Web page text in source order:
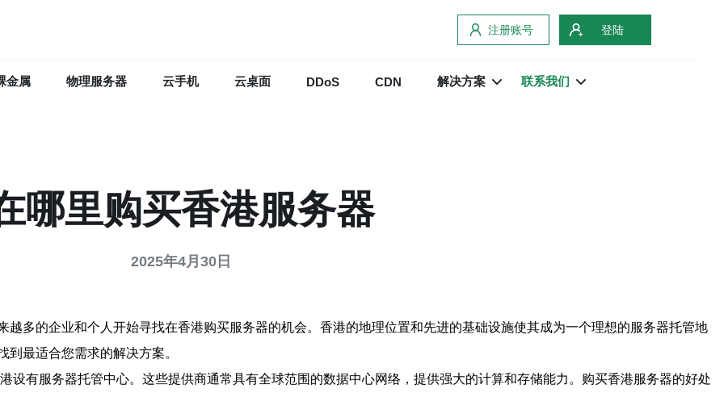
注册账号 登陆
金属 物理服务器 云手机 云桌面 DDoS CDN 解决方案 联系我们
哪里购买香港服务器
2025年4月30日
多的企业和个人开始寻找在香港购买服务器的机会。香港的地理位置和先进的基础设施使其成为一个理想的服务器托管地
最适合您需求的解决方案。
设有服务器托管中心。这些提供商通常具有全球范围的数据中心网络，提供强大的计算和存储能力。购买香港服务器的好处